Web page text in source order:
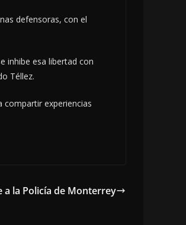
defensoras, con el
inhibe esa libertad con
Téllez.
compartir experiencias
la Policía de Monterrey